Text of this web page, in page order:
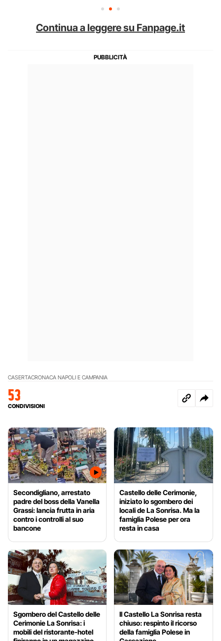
Continua a leggere su Fanpage.it
CASERTACRONACA NAPOLI E CAMPANIA
53
CONDIVISIONI
Secondigliano, arrestato
padre del boss della Vanella
Grassi: lancia frutta in aria
contro i controlli al suo
bancone
Castello delle Cerimonie,
iniziato lo sgombero dei
locali de La Sonrisa. Ma la
famiglia Polese per ora
resta in casa
Sgombero del Castello delle
Cerimonie La Sonrisa: i
mobili del ristorante-hotel
Il Castello La Sonrisa resta
chiuso: respinto il ricorso
della famiglia Polese in